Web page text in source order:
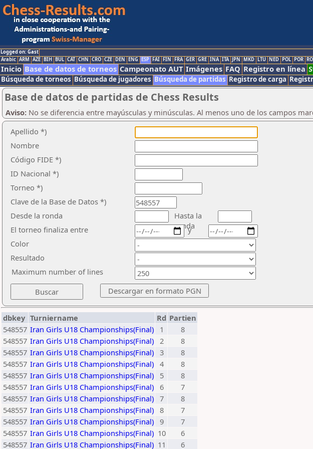
Logged on: Gast
Arabic ARM AZE BIH BUL CAT CHN CRO CZE DEN ENG ESP FAI FIN FRA GER GRE INA ITA JPN MKD LTU NED POL POR
Inicio Base de datos de torneos Campeonato AUT Imágenes FAQ Registro en línea
Búsqueda de torneos Búsqueda de jugadores Búsqueda de partidas Registro de carga
Base de datos de partidas de Chess Results
Aviso: No se diferencia entre mayúsculas y minúsculas. Al menos uno de los campos
Apellido *)
Nombre
Código FIDE *)
ID Nacional *)
Torneo *)
Clave de la Base de Datos *)
Desde la ronda
Hasta la
ronda
El torneo finaliza entre
Color
Resultado
y
Maximum number of lines
dbkey Turniername Rd Partien
548557 Iran Girls U18 Championships(Final) 1
8
548557 Iran Girls U18 Championships(Final) 2
8
548557 Iran Girls U18 Championships(Final) 3
8
548557 Iran Girls U18 Championships(Final) 4
8
548557 Iran Girls U18 Championships(Final) 5
8
548557 Iran Girls U18 Championships(Final) 6
7
548557 Iran Girls U18 Championships(Final) 7
8
548557 Iran Girls U18 Championships(Final) 8
7
548557 Iran Girls U18 Championships(Final) 9
7
548557 Iran Girls U18 Championships(Final) 10
6
548557 Iran Girls U18 Championships(Final) 11 6